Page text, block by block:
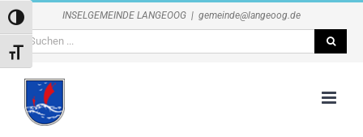
Zum
springen
INSELGEMEINDE LANGEOOG | gemeinde@langeoog.de
Suche
nach:
Umschalten auf hohe Kontraste
Schrift vergrößern